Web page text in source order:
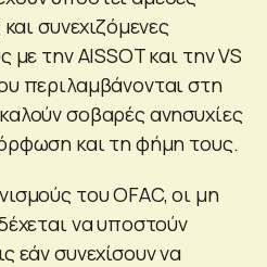
συνεχιζόμενες
με την AISSOT και την VS
περιλαμβάνονται στη
σοβαρές ανησυχίες
και τη φήμη τους.
του OFAC, οι μη
να υποστούν
εάν συνεχίσουν να